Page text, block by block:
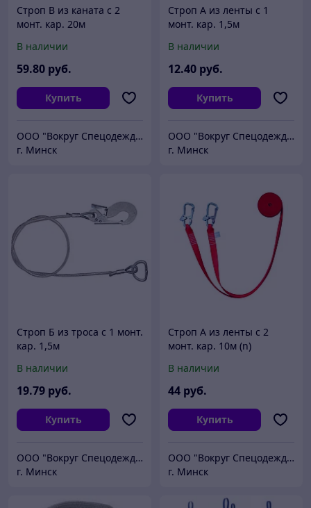
Строп В из каната с 2
монт. кар. 20м
В наличии
59.80 руб.
Купить
ООО "Вокруг Спецодежды"
г. Минск
Строп А из ленты с 1
монт. кар. 1,5м
В наличии
12.40 руб.
Купить
ООО "Вокруг Спецодежды"
г. Минск
Строп Б из троса с 1 монт.
кар. 1,5м
В наличии
19.79 руб.
Купить
ООО "Вокруг Спецодежды"
г. Минск
Строп А из ленты с 2
монт. кар. 10м (n)
В наличии
44 руб.
Купить
ООО "Вокруг Спецодежды"
г. Минск